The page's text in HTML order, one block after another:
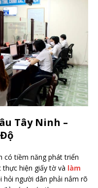
Tây Ninh –
có tiềm năng phát triển
thực hiện giấy tờ và làm
hỏi người dân phải nắm rõ